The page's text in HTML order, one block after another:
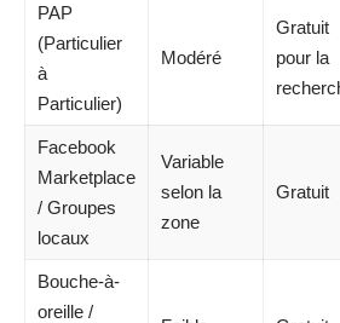
PAP
(Particulier
à
Particulier)
Modéré
Gratuit
pour la
Facebook
Marketplace
/ Groupes
locaux
Variable
selon la
zone
Gratuit
Bouche-à-
oreille /